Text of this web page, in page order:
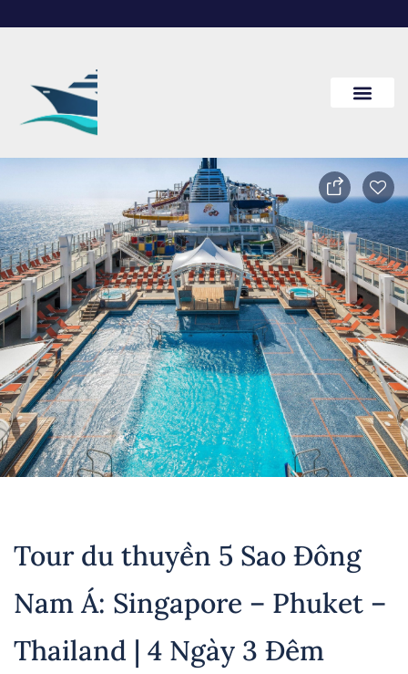
Tour du thuyền 5 Sao Đông
Nam Á: Singapore – Phuket –
Thailand | 4 Ngày 3 Đêm